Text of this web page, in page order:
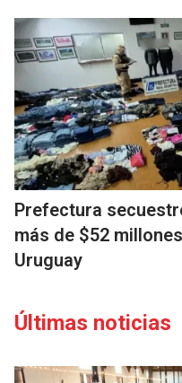
Prefectura
más de $52
Uruguay
Últimas noticias